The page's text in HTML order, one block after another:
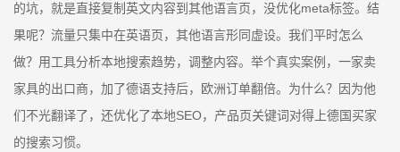
的坑，就是直接复制英文内容到其他语言页，没优化meta标签。结
果呢？流量只集中在英语页，其他语言形同虚设。我们平时怎么
做？用工具分析本地搜索趋势，调整内容。举个真实案例，一家卖
家具的出口商，加了德语支持后，欧洲订单翻倍。为什么？因为他
们不光翻译了，还优化了本地SEO，产品页关键词对得上德国买家
的搜索习惯。